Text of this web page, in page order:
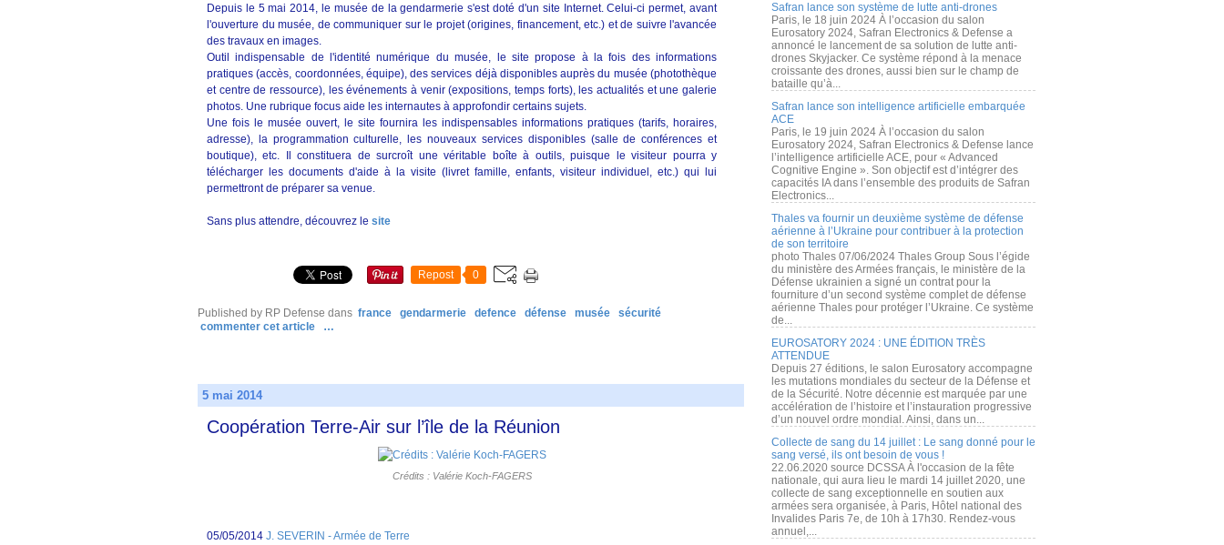
Depuis le 5 mai 2014, le musée de la gendarmerie s'est doté d'un site Internet. Celui-ci permet, avant
l'ouverture du musée, de communiquer sur le projet (origines, financement, etc.) et de suivre l'avancée
des travaux en images.
Outil indispensable de l'identité numérique du musée, le site propose à la fois des informations
pratiques (accès, coordonnées, équipe), des services déjà disponibles auprès du musée (photothèque
et centre de ressource), les événements à venir (expositions, temps forts), les actualités et une galerie
photos. Une rubrique focus aide les internautes à approfondir certains sujets.
Une fois le musée ouvert, le site fournira les indispensables informations pratiques (tarifs, horaires,
adresse), la programmation culturelle, les nouveaux services disponibles (salle de conférences et
boutique), etc. Il constituera de surcroît une véritable boîte à outils, puisque le visiteur pourra y
télécharger les documents d'aide à la visite (livret famille, enfants, visiteur individuel, etc.) qui lui
permettront de préparer sa venue.
Sans plus attendre, découvrez le site
Repost 0
Published by RP Defense dans france gendarmerie defence défense musée
sécurité
commenter cet article
…
5 mai 2014
Coopération Terre-Air sur l’île de la Réunion
Crédits : Valérie Koch-FAGERS
05/05/2014 J. SEVERIN - Armée de Terre
Safran lance son système de lutte anti-drones
Paris, le 18 juin 2024 À l’occasion du salon
Eurosatory 2024, Safran Electronics & Defense a
annoncé le lancement de sa solution de lutte anti-
drones Skyjacker. Ce système répond à la menace
croissante des drones, aussi bien sur le champ de
bataille qu’à...
Safran lance son intelligence artificielle embarquée
ACE
Paris, le 19 juin 2024 À l’occasion du salon
Eurosatory 2024, Safran Electronics & Defense lance
l’intelligence artificielle ACE, pour « Advanced
Cognitive Engine ». Son objectif est d’intégrer des
capacités IA dans l’ensemble des produits de Safran
Electronics...
Thales va fournir un deuxième système de défense
aérienne à l’Ukraine pour contribuer à la protection
de son territoire
photo Thales 07/06/2024 Thales Group Sous l’égide
du ministère des Armées français, le ministère de la
Défense ukrainien a signé un contrat pour la
fourniture d’un second système complet de défense
aérienne Thales pour protéger l’Ukraine. Ce système
de...
EUROSATORY 2024 : UNE ÉDITION TRÈS
ATTENDUE
Depuis 27 éditions, le salon Eurosatory accompagne
les mutations mondiales du secteur de la Défense et
de la Sécurité. Notre décennie est marquée par une
accélération de l’histoire et l’instauration progressive
d’un nouvel ordre mondial. Ainsi, dans un...
Collecte de sang du 14 juillet : Le sang donné pour le
sang versé, ils ont besoin de vous !
22.06.2020 source DCSSA À l'occasion de la fête
nationale, qui aura lieu le mardi 14 juillet 2020, une
collecte de sang exceptionnelle en soutien aux
armées sera organisée, à Paris, Hôtel national des
Invalides Paris 7e, de 10h à 17h30. Rendez-vous
annuel,...